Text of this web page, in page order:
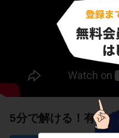
5分で解ける！有限